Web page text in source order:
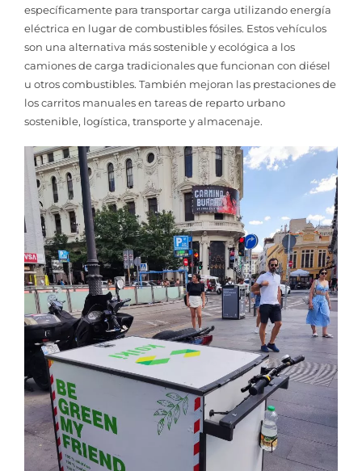
específicamente para transportar carga utilizando energía
eléctrica en lugar de combustibles fósiles. Estos vehículos
son una alternativa más sostenible y ecológica a los
camiones de carga tradicionales que funcionan con diésel
u otros combustibles. También mejoran las prestaciones de
los carritos manuales en tareas de reparto urbano
sostenible, logística, transporte y almacenaje.